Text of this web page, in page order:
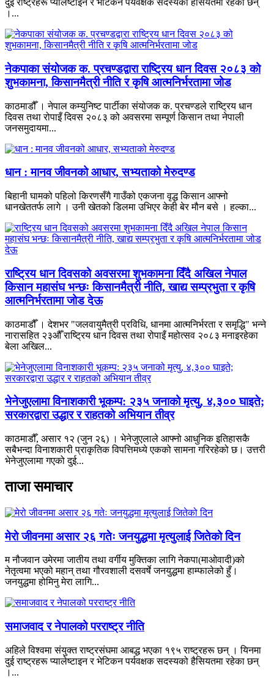
दुई राष्ट्रहरू प्यालेष्टाइन र भेटिकन पर्यवक्षक सदस्यको हैसियतमा रहेका छन्
।...
नेकपाका संयोजक क. प्रचण्डद्वारा राष्ट्रिय धान दिवस २०८३ को
शुभकामना, किसानमैत्री नीति र कृषि आत्मनिर्भरतामा जोड
काठमाडौँ । नेपाल कम्युनिष्ट पार्टीका संयोजक क. प्रचण्डले राष्ट्रिय धान
दिवस तथा रोपाइँ दिवस २०८३ को अवसरमा सम्पूर्ण किसान तथा नेपाली
जनसमुदायमा...
धान : मानव जीवनको आधार, सभ्यताको मेरुदण्ड
बिहानी घामको पहिलो किरणसँगै गाउँको एकजना वृद्ध किसान आफ्नो
धानखेततर्फ लागे । उनी खेतको डिलमा उभिएर केही बेर मौन बसे । हल्का...
राष्ट्रिय धान दिवसको अवसरमा शुभकामना दिँदै अखिल नेपाल
किसान महासंघ भन्छः किसानमैत्री नीति, खाद्य सम्प्रभुता र कृषि
आत्मनिर्भरतामा जोड देऊ
काठमाडौँ । देशभर "जलवायुमैत्री प्रविधि, धानमा आत्मनिर्भरता र समृद्धि" भन्ने
नारासहित २३औँ राष्ट्रिय धान दिवस तथा रोपाइँ महोत्सव २०८३ मनाइरहेका
बेला अखिल...
भेनेजुएलामा विनाशकारी भूकम्प: २३५ जनाको मृत्यु, ४,३०० घाइते;
सरकारद्वारा उद्धार र राहतको अभियान तीव्र
काठमाडौँ, असार १२ (जुन २६) । भेनेजुएलाले आफ्नो आधुनिक इतिहासकै
सबैभन्दा विनाशकारी प्राकृतिक विपत्तिमध्ये एकको सामना गरिरहेको छ। उत्तरी
भेनेजुएलामा गएको दुई...
ताजा समाचार
मेरो जीवनमा असार २६ गतेः जनयुद्धमा मृत्युलाई जितेको दिन
म नौजवान उमेरमा जातीय तथा वर्गीय मुक्तिका लागि नेकपा(माओवादी)को
नेतृत्वमा भएको महान् तथा गौरवशाली दसवर्षे जनयुद्धमा हाम्फालेको हुँ।
जनयुद्धमा होमिनु मेरा लागि...
समाजवाद र नेपालको परराष्ट्र नीति
अहिले विश्वमा संयुक्त राष्ट्रसंघमा आबद्ध भएका १९५ राष्ट्रहरू छन् । यिनमा
दुई राष्ट्रहरू प्यालेष्टाइन र भेटिकन पर्यवक्षक सदस्यको हैसियतमा रहेका छन्
।...